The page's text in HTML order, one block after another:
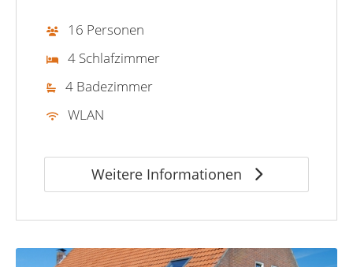
16 Personen
4 Schlafzimmer
4 Badezimmer
WLAN
Weitere Informationen